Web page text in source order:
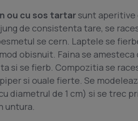
ou cu sos tartarsunt aperitive
de consistenta tare, se
se cern. Laptele se
obisnuit. Faina se amesteca
si se fierb. Compozitia se
si ouale fierte. Se
diametrul de 1 cm) si se trec
untura.